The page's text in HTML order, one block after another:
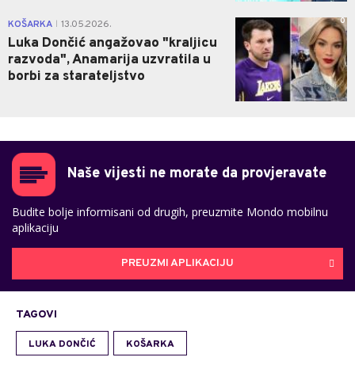
KOŠARKA 13.05.2026.
Luka Dončić angažovao "kraljicu
razvoda", Anamarija uzvratila u
borbi za starateljstvo
0
Naše vijesti ne morate da provjeravate
Budite bolje informisani od drugih, preuzmite Mondo mobilnu
aplikaciju
PREUZMI APLIKACIJU
TAGOVI
LUKA DONČIĆ KOŠARKA